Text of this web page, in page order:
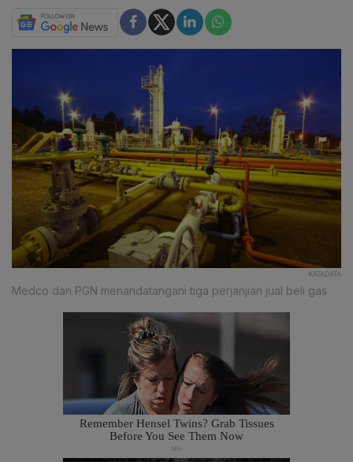
KATADATA
Medco dan PGN menandatangani tiga perjanjian jual beli gas